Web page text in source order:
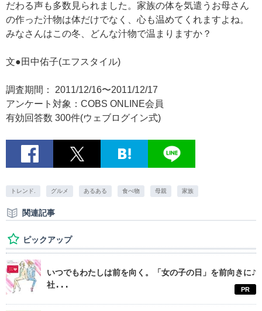
だわる声も多数見られました。家族の体を気遣うお母さん
の作った汁物は体だけでなく、心も温めてくれますよね。
みなさんはこの冬、どんな汁物で温まりますか？
文●田中佑子(エフスタイル)
調査期間： 2011/12/16〜2011/12/17
アンケート対象：COBS ONLINE会員
有効回答数 300件(ウェブログイン式)
トレンド. グルメ あるある 食べ物 母親 家族
関連記事
ピックアップ
いつでもわたしは前を向く。「女の子の日」を前向きに♪
社...
PR